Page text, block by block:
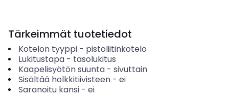
Tärkeimmät tuotetiedot
Kotelon tyyppi- pistoliitinkotelo
Lukitustapa- tasolukitus
Kaapelisyötön suunta- sivuttain
Sisältää holkkitiivisteen- ei
Saranoitu kansi- ei